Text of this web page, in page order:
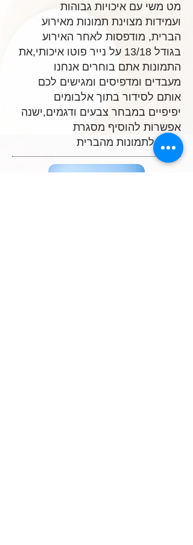
מט משי עם איכויות גבוהות
ועמידות מצוינת תמונות מאירוע
הברית, מודפסות לאחר האירוע
בגודל 13/18 על נייר פוטו איכותי,את
התמונות אתם בוחרים אנחנו
מעבדים ומדפיסים ומגישים לכם
אותם לסידור בתוך אלבומים
יפיפיים במבחר צבעים ודגמים,ישנה
אפשרות להוסיף מסגרת
לבנה לתמונות מהברית